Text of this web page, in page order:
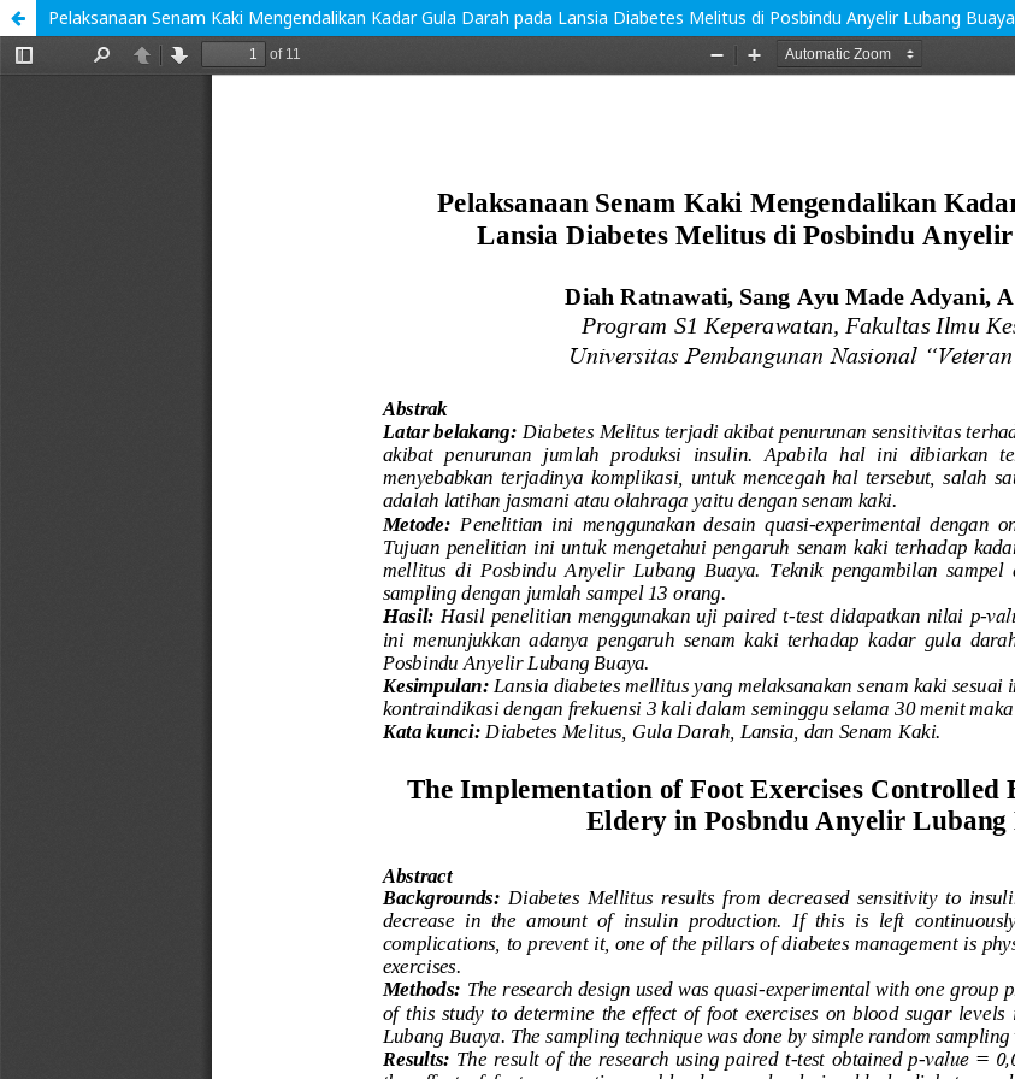
Pelaksanaan Senam Kaki Mengendalikan Kadar Gula Darah pada Lansia Diabetes Melitus di Posbindu Anyelir Lubang Buaya